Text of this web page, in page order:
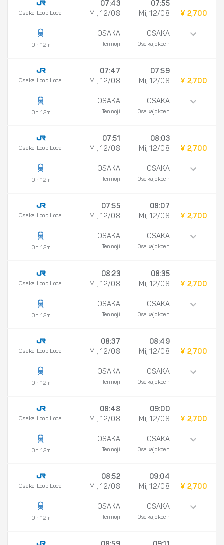
Osaka Loop Local
0h 12m
07:43
Mi, 12/08
OSAKA
Tennoji
07:55
Mi, 12/08
OSAKA
Osakajokoen
¥ 2,700
Osaka Loop Local
0h 12m
07:47
Mi, 12/08
OSAKA
Tennoji
07:59
Mi, 12/08
OSAKA
Osakajokoen
¥ 2,700
Osaka Loop Local
0h 12m
07:51
Mi, 12/08
OSAKA
Tennoji
08:03
Mi, 12/08
OSAKA
Osakajokoen
¥ 2,700
Osaka Loop Local
0h 12m
07:55
Mi, 12/08
OSAKA
Tennoji
08:07
Mi, 12/08
OSAKA
Osakajokoen
¥ 2,700
Osaka Loop Local
0h 12m
08:23
Mi, 12/08
OSAKA
Tennoji
08:35
Mi, 12/08
OSAKA
Osakajokoen
¥ 2,700
Osaka Loop Local
0h 12m
08:37
Mi, 12/08
OSAKA
Tennoji
08:49
Mi, 12/08
OSAKA
Osakajokoen
¥ 2,700
Osaka Loop Local
0h 12m
08:48
Mi, 12/08
OSAKA
Tennoji
09:00
Mi, 12/08
OSAKA
Osakajokoen
¥ 2,700
Osaka Loop Local
0h 12m
08:52
Mi, 12/08
OSAKA
Tennoji
09:04
Mi, 12/08
OSAKA
Osakajokoen
¥ 2,700